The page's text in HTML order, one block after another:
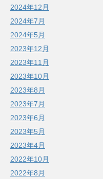
2024年12月
2024年7月
2024年5月
2023年12月
2023年11月
2023年10月
2023年8月
2023年7月
2023年6月
2023年5月
2023年4月
2022年10月
2022年8月